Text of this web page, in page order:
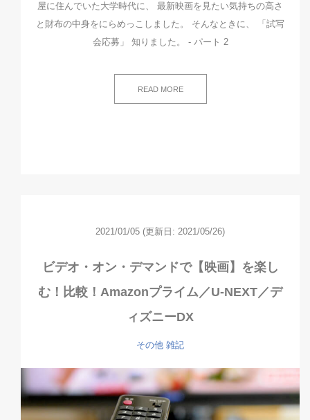
屋に住んでいた大学時代に、 最新映画を見たい気持ちの高さ
と財布の中身をにらめっこしました。 そんなときに、 「試写
会応募」 知りました。 - パート 2
READ MORE
2021/01/05 (更新日: 2021/05/26)
ビデオ・オン・デマンドで【映画】を楽し
む！比較！Amazonプライム／U-NEXT／デ
ィズニーDX
その他 雑記